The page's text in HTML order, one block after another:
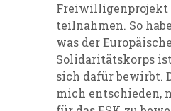
Freiwilligenprojekt
teilnahmen. So
was der Europäische
Solidaritätskorps
sich dafür bewirbt.
mich entschieden,